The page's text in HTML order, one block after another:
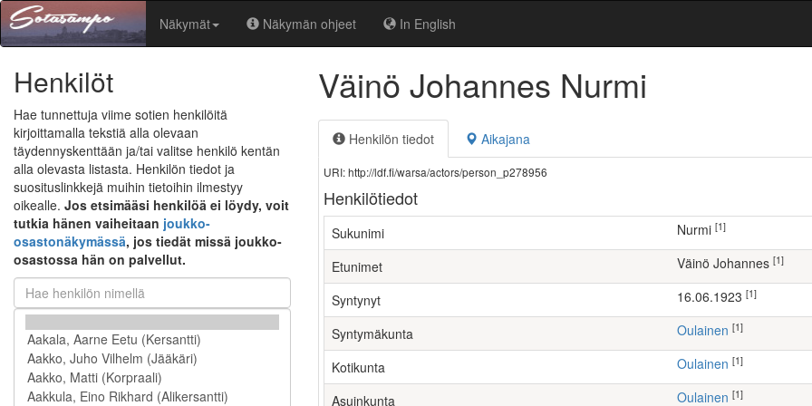
Näkymät Näkymän ohjeet In English
Henkilöt
Hae tunnettuja viime sotien henkilöitä
kirjoittamalla tekstiä alla olevaan
täydennyskenttään ja/tai valitse henkilö kentän
alla olevasta listasta. Henkilön tiedot ja
suosituslinkkejä muihin tietoihin ilmestyy
oikealle. Jos etsimääsi henkilöä ei löydy, voit
tutkia hänen vaiheitaan joukko-
osastonäkymässä, jos tiedät missä joukko-
osastossa hän on palvellut.
Väinö Johannes Nurmi
Henkilön tiedot Aikajana
URI: http://ldf.fi/warsa/actors/person_p278956
Henkilötiedot
Sukunimi Nurmi [1]
Etunimet Väinö Johannes [1]
Syntynyt 16.06.1923 [1]
Syntymäkunta Oulainen [1]
Kotikunta Oulainen [1]
Asuinkunta Oulainen [1]